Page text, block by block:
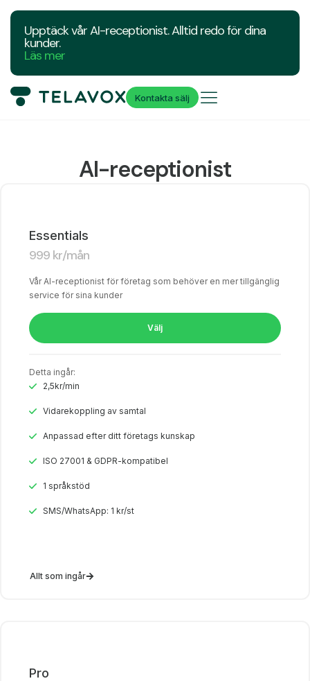
Upptäck vår AI-receptionist. Alltid redo för dina
kunder.
Läs mer
Kontakta sälj
AI-receptionist
Essentials
999 kr/mån
Vår AI-receptionist för företag som behöver en mer tillgänglig
service för sina kunder
Välj
Detta ingår:
2,5kr/min
Vidarekoppling av samtal
Anpassad efter ditt företags kunskap
ISO 27001 & GDPR-kompatibel
1 språkstöd
SMS/WhatsApp: 1 kr/st
Allt som ingår
Pro